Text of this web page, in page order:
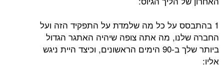
1 בהתבסס על כל מה שלמדת על התפקיד הזה ועל
החברה שלנו, מה אתה צופה שיהיה האתגר הגדול
ביותר שלך ב-90 הימים הראשונים, וכיצד היית ניגש
אליו: